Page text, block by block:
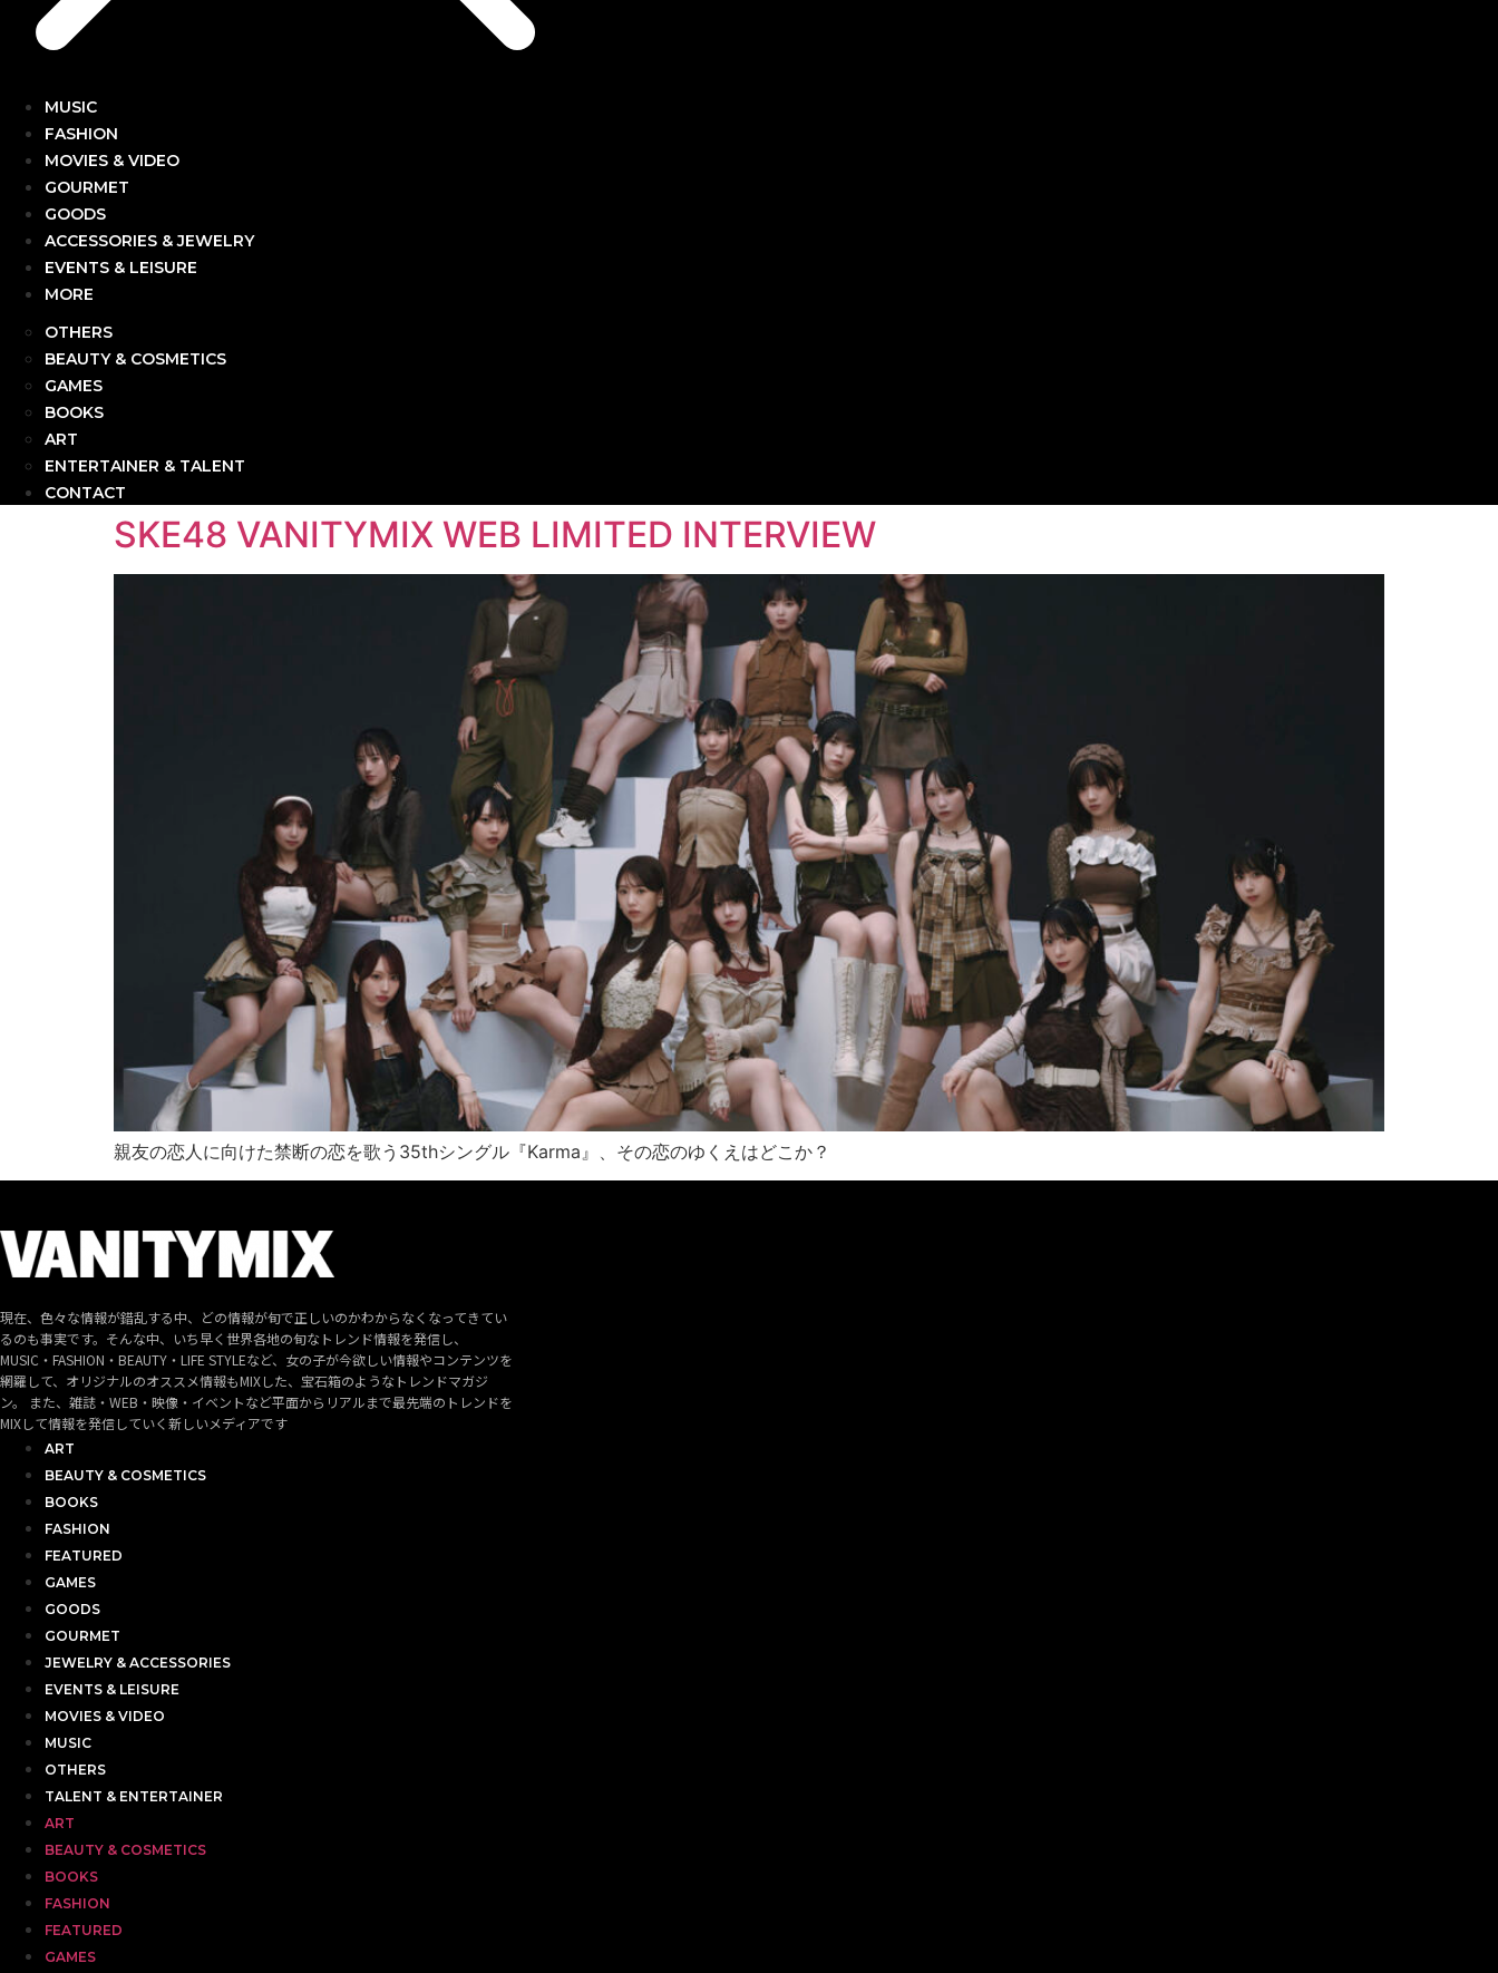
MUSIC
FASHION
MOVIES & VIDEO
GOURMET
GOODS
ACCESSORIES & JEWELRY
EVENTS & LEISURE
MORE
OTHERS
BEAUTY & COSMETICS
GAMES
BOOKS
ART
ENTERTAINER & TALENT
CONTACT
SKE48 VANITYMIX WEB LIMITED INTERVIEW
親友の恋人に向けた禁断の恋を歌う35thシングル『Karma』、その恋のゆくえはどこか？
現在、色々な情報が錯乱する中、どの情報が旬で正しいのかわからなくなってきてい
るのも事実です。そんな中、いち早く世界各地の旬なトレンド情報を発信し、
MUSIC・FASHION・BEAUTY・LIFE STYLEなど、女の子が今欲しい情報やコンテンツを
網羅して、オリジナルのオススメ情報もMIXした、宝石箱のようなトレンドマガジ
ン。 また、雑誌・WEB・映像・イベントなど平面からリアルまで最先端のトレンドを
MIXして情報を発信していく新しいメディアです
ART
BEAUTY & COSMETICS
BOOKS
FASHION
FEATURED
GAMES
GOODS
GOURMET
JEWELRY & ACCESSORIES
EVENTS & LEISURE
MOVIES & VIDEO
MUSIC
OTHERS
TALENT & ENTERTAINER
ART
BEAUTY & COSMETICS
BOOKS
FASHION
FEATURED
GAMES